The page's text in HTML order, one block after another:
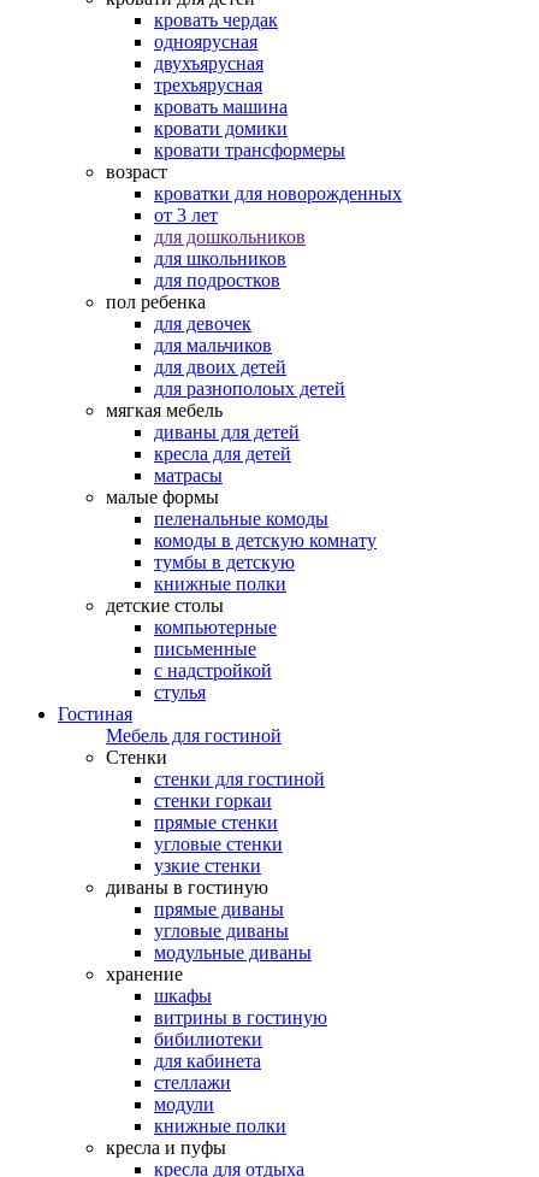
кровать чердак
одноярусная
двухъярусная
трехъярусная
кровать машина
кровати домики
кровати трансформеры
возраст
кроватки для новорожденных
от 3 лет
для дошкольников
для школьников
для подростков
пол ребенка
для девочек
для мальчиков
для двоих детей
для разнополоых детей
мягкая мебель
диваны для детей
кресла для детей
матрасы
малые формы
пеленальные комоды
комоды в детскую комнату
тумбы в детскую
книжные полки
детские столы
компьютерные
письменные
с надстройкой
стулья
Гостиная
Мебель для гостиной
Стенки
стенки для гостиной
стенки горкаи
прямые стенки
угловые стенки
узкие стенки
диваны в гостиную
прямые диваны
угловые диваны
модульные диваны
хранение
шкафы
витрины в гостиную
бибилиотеки
для кабинета
стеллажи
модули
книжные полки
кресла и пуфы
кресла для отдыха